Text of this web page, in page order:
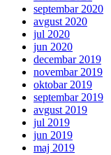
septembar 2020
avgust 2020
jul 2020
jun 2020
decembar 2019
novembar 2019
oktobar 2019
septembar 2019
avgust 2019
jul 2019
jun 2019
maj 2019